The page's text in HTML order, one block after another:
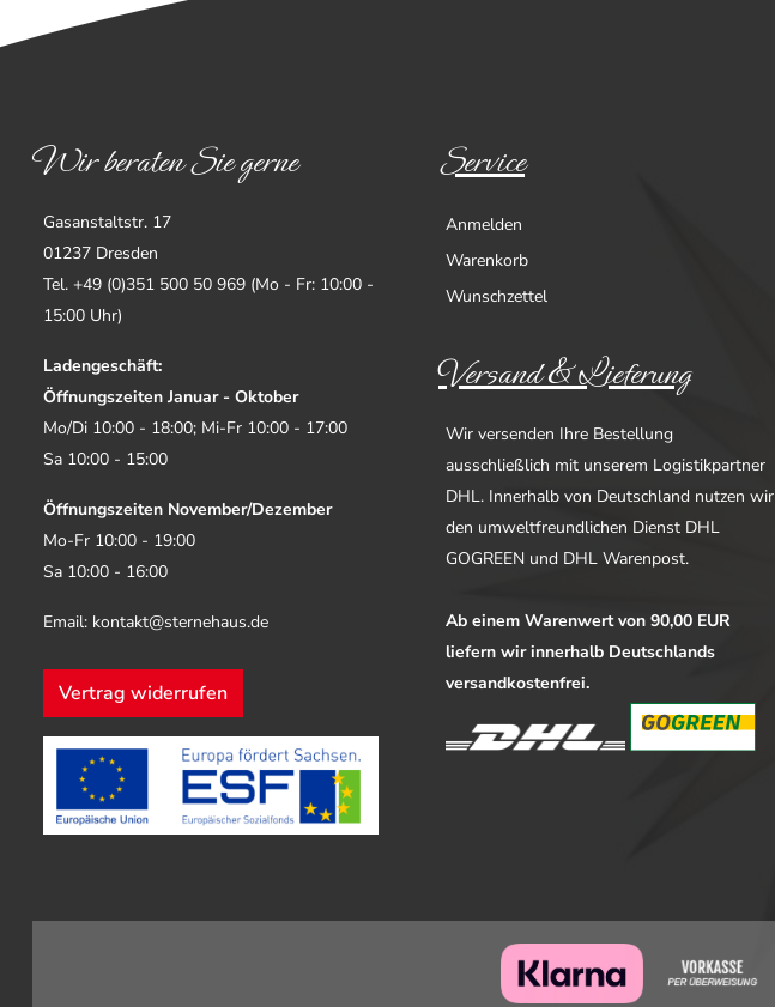
Wir beraten Sie gerne
Gasanstaltstr. 17
01237 Dresden
Tel. +49 (0)351 500 50 969 (Mo - Fr: 10:00 -
15:00 Uhr)
Ladengeschäft:
Öffnungszeiten Januar - Oktober
Mo/Di 10:00 - 18:00; Mi-Fr 10:00 - 17:00
Sa 10:00 - 15:00
Öffnungszeiten November/Dezember
Mo-Fr 10:00 - 19:00
Sa 10:00 - 16:00
Email: kontakt@sternehaus.de
Vertrag widerrufen
Service
Anmelden
Warenkorb
Wunschzettel
Versand & Lieferung
Wir versenden Ihre Bestellung
ausschließlich mit unserem Logistikpartner
DHL. Innerhalb von Deutschland nutzen wir
den umweltfreundlichen Dienst DHL
GOGREEN und DHL Warenpost.
Ab einem Warenwert von 90,00 EUR
liefern wir innerhalb Deutschlands
versandkostenfrei.